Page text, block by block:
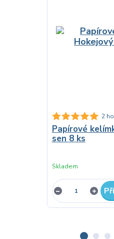
2
Papírové
sen 8 ks
Skladem